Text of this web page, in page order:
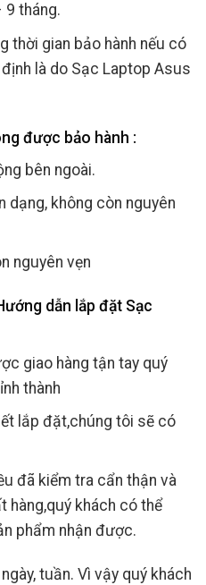
9 tháng.
thời gian bảo hành nếu có
là do Sạc Laptop Asus
được bảo hành :
bên ngoài.
dạng, không còn nguyên
nguyên vẹn
dẫn lắp đặt Sạc
giao hàng tận tay quý
thành
lắp đặt,chúng tôi sẽ có
đã kiểm tra cẩn thận và
khách có thể
phẩm nhận được.
tuần. Vì vậy quý khách